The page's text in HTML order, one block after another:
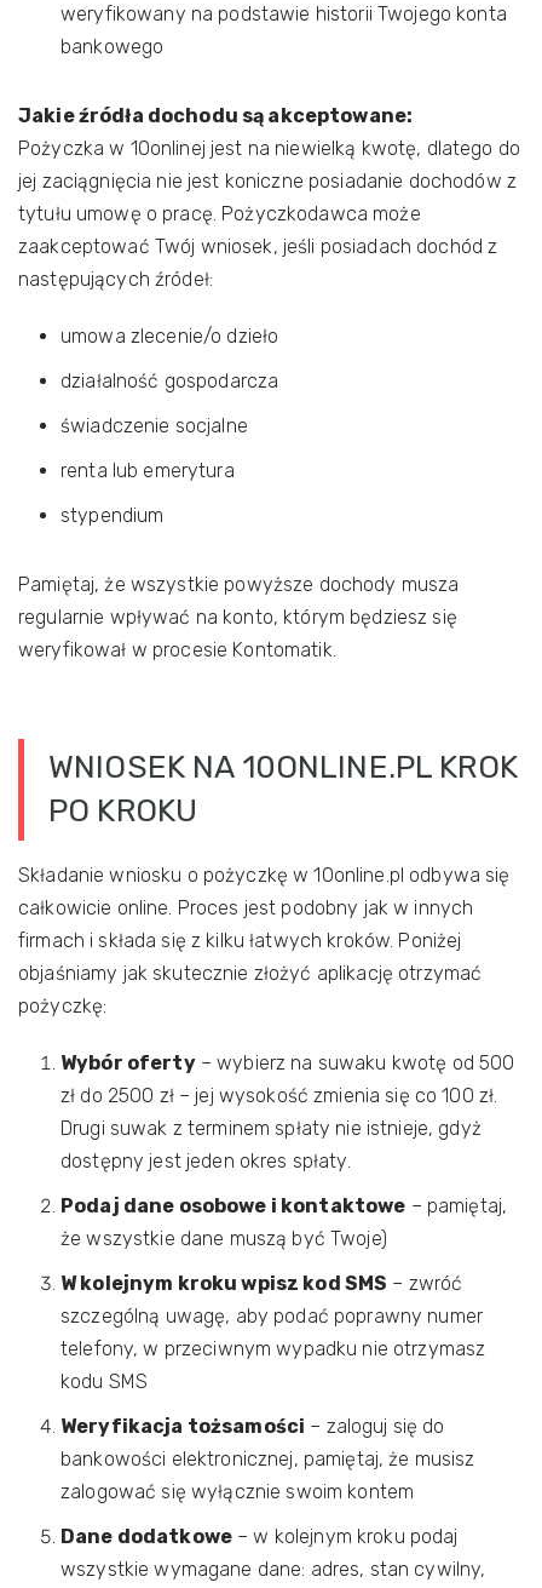
weryfikowany na podstawie historii Twojego konta
bankowego
Jakie źródła dochodu są akceptowane:
Pożyczka w 10onlinej jest na niewielką kwotę, dlatego do
jej zaciągnięcia nie jest koniczne posiadanie dochodów z
tytułu umowę o pracę. Pożyczkodawca może
zaakceptować Twój wniosek, jeśli posiadach dochód z
następujących źródeł:
umowa zlecenie/o dzieło
działalność gospodarcza
świadczenie socjalne
renta lub emerytura
stypendium
Pamiętaj, że wszystkie powyższe dochody musza
regularnie wpływać na konto, którym będziesz się
weryfikował w procesie Kontomatik.
WNIOSEK NA 10ONLINE.PL KROK
PO KROKU
Składanie wniosku o pożyczkę w 10online.pl odbywa się
całkowicie online. Proces jest podobny jak w innych
firmach i składa się z kilku łatwych kroków. Poniżej
objaśniamy jak skutecznie złożyć aplikację otrzymać
pożyczkę:
Wybór oferty– wybierz na suwaku kwotę od 500
zł do 2500 zł – jej wysokość zmienia się co 100 zł.
Drugi suwak z terminem spłaty nie istnieje, gdyż
dostępny jest jeden okres spłaty.
Podaj dane osobowe i kontaktowe – pamiętaj,
że wszystkie dane muszą być Twoje)
W kolejnym kroku wpisz kod SMS – zwróć
szczególną uwagę, aby podać poprawny numer
telefony, w przeciwnym wypadku nie otrzymasz
kodu SMS
Weryfikacja tożsamości – zaloguj się do
bankowości elektronicznej, pamiętaj, że musisz
zalogować się wyłącznie swoim kontem
Dane dodatkowe – w kolejnym kroku podaj
wszystkie wymagane dane: adres, stan cywilny,